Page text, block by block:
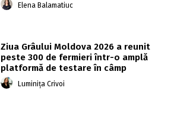
Elena Balamatiuc
Ziua Grâului Moldova 2026 a reunit
peste 300 de fermieri într-o amplă
platformă de testare în câmp
Luminița Crivoi